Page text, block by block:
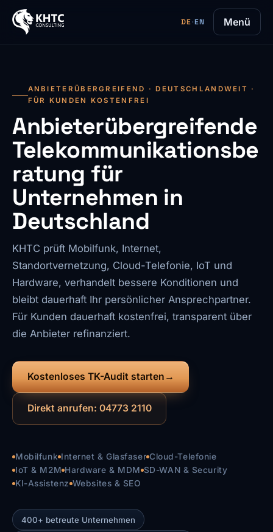
Menü
DE·EN
ANBIETERÜBERGREIFEND · DEUTSCHLANDWEIT ·
FÜR KUNDEN KOSTENFREI
Anbieterübergreifende
Telekommunikationsbe
ratung für
Unternehmen in
Deutschland
KHTC prüft Mobilfunk, Internet,
Standortvernetzung, Cloud-Telefonie, IoT und
Hardware, verhandelt bessere Konditionen und
bleibt dauerhaft Ihr persönlicher Ansprechpartner.
Für Kunden dauerhaft kostenfrei, transparent über
die Anbieter refinanziert.
Kostenloses TK-Audit starten
Direkt anrufen: 04773 2110
Mobilfunk Internet & Glasfaser Cloud-Telefonie
IoT & M2M Hardware & MDM SD-WAN & Security
KI-Assistenz Websites & SEO
400+ betreute Unternehmen